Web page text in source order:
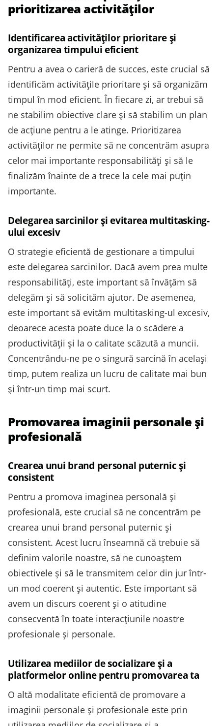
prioritizarea activităților
Identificarea activităților prioritare și
organizarea timpului eficient
Pentru a avea o carieră de succes, este crucial să
identificăm activitățile prioritare și să organizăm
timpul în mod eficient. În fiecare zi, ar trebui să
ne stabilim obiective clare și să stabilim un plan
de acțiune pentru a le atinge. Prioritizarea
activităților ne permite să ne concentrăm asupra
celor mai importante responsabilități și să le
finalizăm înainte de a trece la cele mai puțin
importante.
Delegarea sarcinilor și evitarea multitasking-
ului excesiv
O strategie eficientă de gestionare a timpului
este delegarea sarcinilor. Dacă avem prea multe
responsabilități, este important să învățăm să
delegăm și să solicităm ajutor. De asemenea,
este important să evităm multitasking-ul excesiv,
deoarece acesta poate duce la o scădere a
productivității și la o calitate scăzută a muncii.
Concentrându-ne pe o singură sarcină în același
timp, putem realiza un lucru de calitate mai bun
și într-un timp mai scurt.
Promovarea imaginii personale și
profesională
Crearea unui brand personal puternic și
consistent
Pentru a promova imaginea personală și
profesională, este crucial să ne concentrăm pe
crearea unui brand personal puternic și
consistent. Acest lucru înseamnă că trebuie să
definim valorile noastre, să ne cunoaștem
obiectivele și să le transmitem celor din jur într-
un mod coerent și autentic. Este important să
avem un discurs coerent și o atitudine
consecventă în toate interacțiunile noastre
profesionale și personale.
Utilizarea mediilor de socializare și a
platformelor online pentru promovarea ta
O altă modalitate eficientă de promovare a
imaginii personale și profesionale este prin